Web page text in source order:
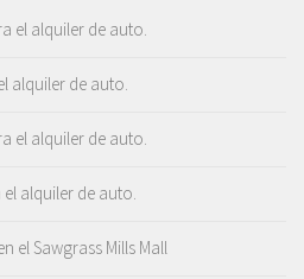
el alquiler de auto.
alquiler de auto.
el alquiler de auto.
alquiler de auto.
el Sawgrass Mills Mall